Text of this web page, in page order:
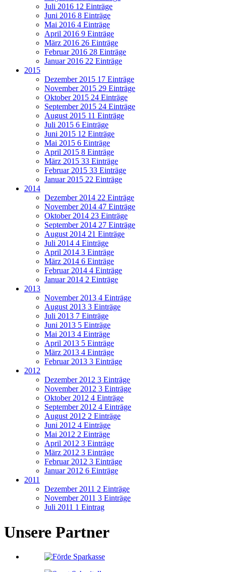
Juli 2016 12 Einträge
Juni 2016 8 Einträge
Mai 2016 4 Einträge
April 2016 9 Einträge
März 2016 26 Einträge
Februar 2016 28 Einträge
Januar 2016 22 Einträge
2015
Dezember 2015 17 Einträge
November 2015 29 Einträge
Oktober 2015 24 Einträge
September 2015 24 Einträge
August 2015 11 Einträge
Juli 2015 6 Einträge
Juni 2015 12 Einträge
Mai 2015 6 Einträge
April 2015 8 Einträge
März 2015 33 Einträge
Februar 2015 33 Einträge
Januar 2015 22 Einträge
2014
Dezember 2014 22 Einträge
November 2014 47 Einträge
Oktober 2014 23 Einträge
September 2014 27 Einträge
August 2014 21 Einträge
Juli 2014 4 Einträge
April 2014 3 Einträge
März 2014 6 Einträge
Februar 2014 4 Einträge
Januar 2014 2 Einträge
2013
November 2013 4 Einträge
August 2013 3 Einträge
Juli 2013 7 Einträge
Juni 2013 5 Einträge
Mai 2013 4 Einträge
April 2013 5 Einträge
März 2013 4 Einträge
Februar 2013 3 Einträge
2012
Dezember 2012 3 Einträge
November 2012 3 Einträge
Oktober 2012 4 Einträge
September 2012 4 Einträge
August 2012 2 Einträge
Juni 2012 4 Einträge
Mai 2012 2 Einträge
April 2012 3 Einträge
März 2012 3 Einträge
Februar 2012 3 Einträge
Januar 2012 6 Einträge
2011
Dezember 2011 2 Einträge
November 2011 3 Einträge
Juli 2011 1 Eintrag
Unsere Partner